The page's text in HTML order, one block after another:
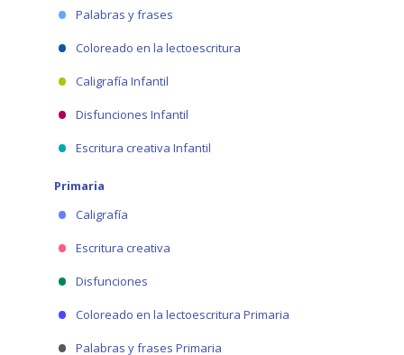
Palabras y frases
Coloreado en la lectoescritura
Caligrafía Infantil
Disfunciones Infantil
Escritura creativa Infantil
Primaria
Caligrafía
Escritura creativa
Disfunciones
Coloreado en la lectoescritura Primaria
Palabras y frases Primaria